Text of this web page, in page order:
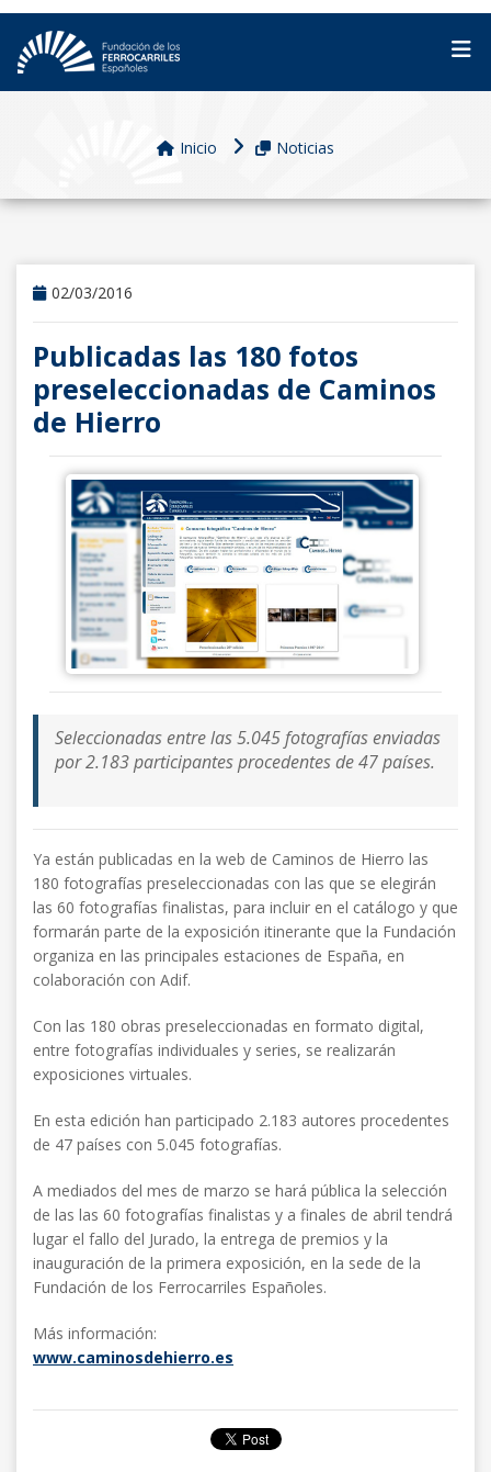
Inicio Noticias
02/03/2016
Publicadas las 180 fotos
preseleccionadas de Caminos
de Hierro
Seleccionadas entre las 5.045 fotografías enviadas
por 2.183 participantes procedentes de 47 países.
Ya están publicadas en la web de Caminos de Hierro las
180 fotografías preseleccionadas con las que se elegirán
las 60 fotografías finalistas, para incluir en el catálogo y que
formarán parte de la exposición itinerante que la Fundación
organiza en las principales estaciones de España, en
colaboración con Adif.
Con las 180 obras preseleccionadas en formato digital,
entre fotografías individuales y series, se realizarán
exposiciones virtuales.
En esta edición han participado 2.183 autores procedentes
de 47 países con 5.045 fotografías.
A mediados del mes de marzo se hará pública la selección
de las las 60 fotografías finalistas y a finales de abril tendrá
lugar el fallo del Jurado, la entrega de premios y la
inauguración de la primera exposición, en la sede de la
Fundación de los Ferrocarriles Españoles.
Más información:
www.caminosdehierro.es